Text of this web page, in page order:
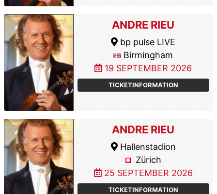
ANDRE RIEU
bp pulse LIVE
Birmingham
19 SEPTEMBER 2026
TICKETINFORMATION
ANDRE RIEU
Hallenstadion
Zürich
25 SEPTEMBER 2026
TICKETINFORMATION